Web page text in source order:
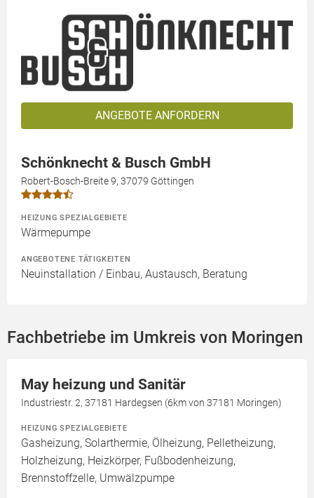
ANGEBOTE ANFORDERN
Schönknecht & Busch GmbH
Robert-Bosch-Breite 9, 37079 Göttingen
HEIZUNG SPEZIALGEBIETE
Wärmepumpe
ANGEBOTENE TÄTIGKEITEN
Neuinstallation / Einbau, Austausch, Beratung
Fachbetriebe im Umkreis von Moringen
May heizung und Sanitär
Industriestr. 2, 37181 Hardegsen (6km von 37181 Moringen)
HEIZUNG SPEZIALGEBIETE
Gasheizung, Solarthermie, Ölheizung, Pelletheizung,
Holzheizung, Heizkörper, Fußbodenheizung,
Brennstoffzelle, Umwälzpumpe